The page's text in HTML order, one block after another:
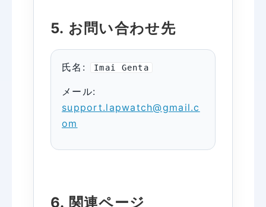
5. お問い合わせ先
氏名: Imai Genta
メール:
support.lapwatch@gmail.c
om
6. 関連ページ